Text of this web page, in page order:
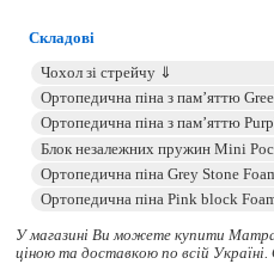
Складові
У магазині Ви можете купити
ціною та доставкою по всій